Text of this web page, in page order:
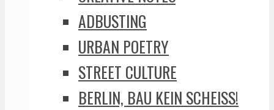
ADBUSTING
URBAN POETRY
STREET CULTURE
BERLIN, BAU KEIN SCHEISS!